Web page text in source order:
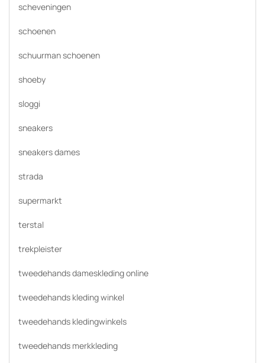
scheveningen
schoenen
schuurman schoenen
shoeby
sloggi
sneakers
sneakers dames
strada
supermarkt
terstal
trekpleister
tweedehands dameskleding online
tweedehands kleding winkel
tweedehands kledingwinkels
tweedehands merkkleding